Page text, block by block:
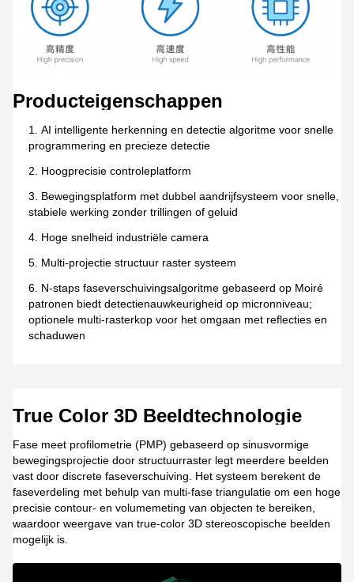
Producteigenschappen
AI intelligente herkenning en detectie algoritme voor snelle
programmering en precieze detectie
Hoogprecisie controleplatform
Bewegingsplatform met dubbel aandrijfsysteem voor snelle,
stabiele werking zonder trillingen of geluid
Hoge snelheid industriële camera
Multi-projectie structuur raster systeem
N-staps faseverschuivingsalgoritme gebaseerd op Moiré
patronen biedt detectienauwkeurigheid op micronniveau;
optionele multi-rasterkop voor het omgaan met reflecties en
schaduwen
True Color 3D Beeldtechnologie
Fase meet profilometrie (PMP) gebaseerd op sinusvormige
bewegingsprojectie door structuurraster legt meerdere beelden
vast door discrete faseverschuiving. Het systeem berekent de
faseverdeling met behulp van multi-fase triangulatie om een hoge
precisie contour- en volumemeting van objecten te bereiken,
waardoor weergave van true-color 3D stereoscopische beelden
mogelijk is.